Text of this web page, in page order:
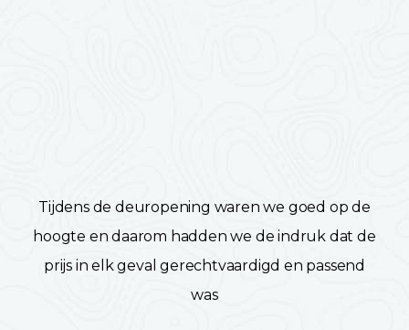
Tijdens de deuropening waren we goed op de
hoogte en daarom hadden we de indruk dat de
prijs in elk geval gerechtvaardigd en passend
was